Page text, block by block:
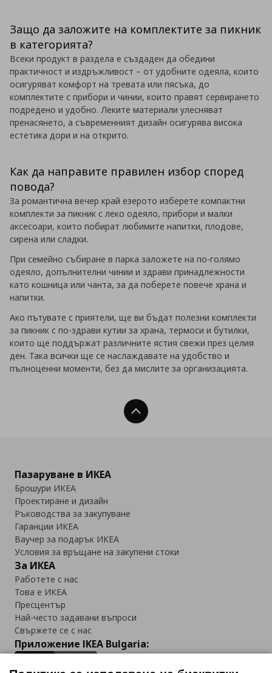
Защо да заложите на комплектите за пикник
в категорията?
Всеки продукт в раздела е създаден да обедини
практичност и издръжливост – от удобните одеяла, които
осигуряват комфорт на тревата или пясъка, до
комплектите с прибори и чинии, които правят сервирането
подредено и удобно. Леките материали улесняват
пренасянето, а съвременният дизайн осигурява висока
естетика дори и на открито.
Как да направите правилен избор според
повода?
За романтична вечер край езерото изберете компактни
комплекти за пикник с леко одеяло, прибори и малки
аксесоари, които побират любимите напитки, плодове,
сирена или сладки.
При семейно събиране в парка заложете на по-голямо
одеяло, допълнителни чинии и здрави принадлежности
като кошница или чанта, за да поберете повече храна и
напитки.
Ако пътувате с приятели, ще ви бъдат полезни комплекти
за пикник с по-здрави кутии за храна, термоси и бутилки,
които ще поддържат различните ястия свежи през целия
ден. Така всички ще се наслаждавате на удобство и
пълноценни моменти, без да мислите за организацията.
Нагоре
Пазаруване в ИКЕА
Брошури ИКЕА
Проектиране и дизайн
Ръководства за закупуване
Гаранции ИКЕА
Ваучер за подарък ИКЕА
Условия за връщане на закупени стоки
За ИКЕА
Работете с нас
Това е ИКЕА
Пресцентър
Най-често задавани въпроси
Свържете се с нас
Приложение IKEA Bulgaria: